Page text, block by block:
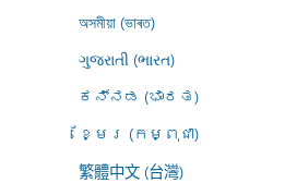
অসমীয়া (ভাৰত)
ગુજરાતી (ભારત)
ಕನ್ನಡ (ಭಾರತ)
ខ្មែរ (កម្ពុជា)
繁體中文 (台灣)